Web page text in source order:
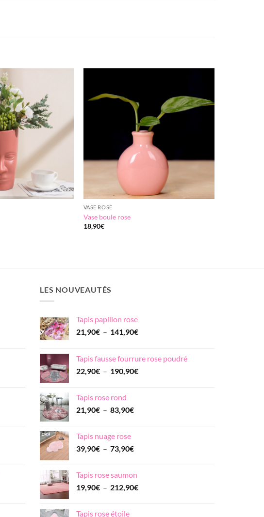
wishlist
VASE ROSE
Vase boule rose
18,90€
LES NOUVEAUTÉS
Tapis papillon rose
21,90€ – 141,90€Plage
21,90€
à
Tapis fausse fourrure rose poudré
22,90€ – 190,90€Plage
Tapis rose rond
21,90€ – 83,90€Plage
à
Tapis nuage rose
39,90€ – 73,90€Plage
39,90€
à
Tapis rose saumon
19,90€ – 212,90€Plage
Tapis rose étoile